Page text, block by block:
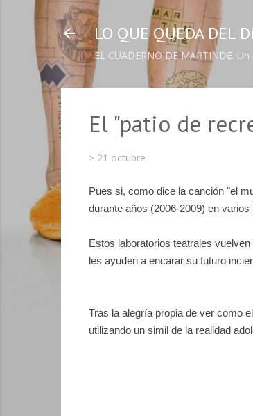
LO QUE QUEDA DEL
EL CUADERNO DE MARTINDE.
El "patio de
> 21 octubre
Pues si, como dice la canción "el
durante años (2006-2009) en
Estos laboratorios teatrales
les ayuden a encarar su futuro
Tras la alegría propia de ver como
utilizando un simil de la realidad